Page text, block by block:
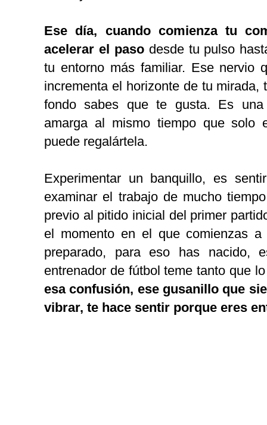
Ese día, cuando comienza tu
acelerar el pasodesde tu pulso
tu entorno más familiar. Ese nervio
incrementa el horizonte de tu mirada,
fondo sabes que te gusta. Es
amarga al mismo tiempo que solo
puede regalártela.
Experimentar un banquillo, es
examinar el trabajo de mucho
previo al pitido inicial del primer
el momento en el que comienzas
preparado, para eso has nacido,
entrenador de fútbol teme tanto que
esa confusión, ese gusanillo que
vibrar, te hace sentir porque eres